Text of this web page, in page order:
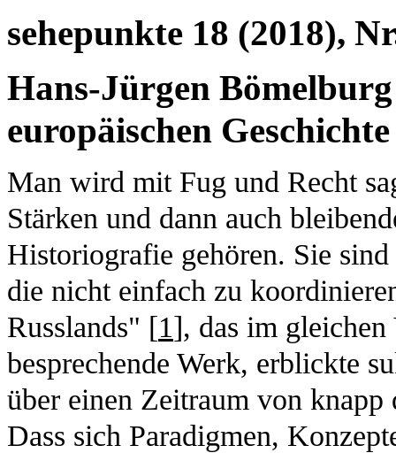
sehepunkte 18 (2018),
Hans-Jürgen
europäischen Geschichte
Man wird mit Fug und Recht
Stärken und dann auch
Historiografie gehören. Sie
die nicht einfach zu
Russlands" [1], das im gleichen
besprechende Werk, erblickte
über einen Zeitraum von
Dass sich Paradigmen,